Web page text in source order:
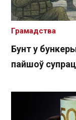
Бунт у
пайшоў
Грамадства